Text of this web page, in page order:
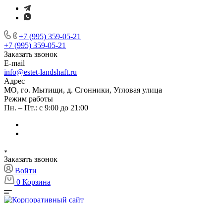
+7 (995) 359-05-21
+7 (995) 359-05-21
Заказать звонок
E-mail
info@estet-landshaft.ru
Адрес
МО, го. Мытищи, д. Сгонники, Угловая улица
Режим работы
Пн. – Пт.: с 9:00 до 21:00
Заказать звонок
Войти
0 Корзина